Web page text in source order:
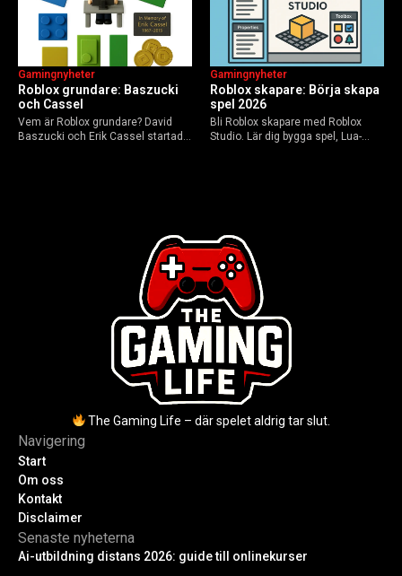
Roblox grundare: Baszucki
och Cassel
Gamingnyheter
Vem är Roblox grundare? David
Baszucki och Erik Cassel startade
Roblox skapare: Börja skapa
spel 2026
Gamingnyheter
Bli Roblox skapare med Roblox
Studio. Lär dig bygga spel, Lua-
The Gaming Life – där spelet aldrig tar slut.
Navigering
Start
Om oss
Kontakt
Disclaimer
Senaste nyheterna
Ai-utbildning distans 2026: guide till onlinekurser